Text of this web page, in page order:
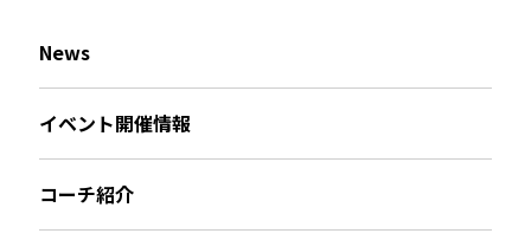
News
イベント開催情報
コーチ紹介